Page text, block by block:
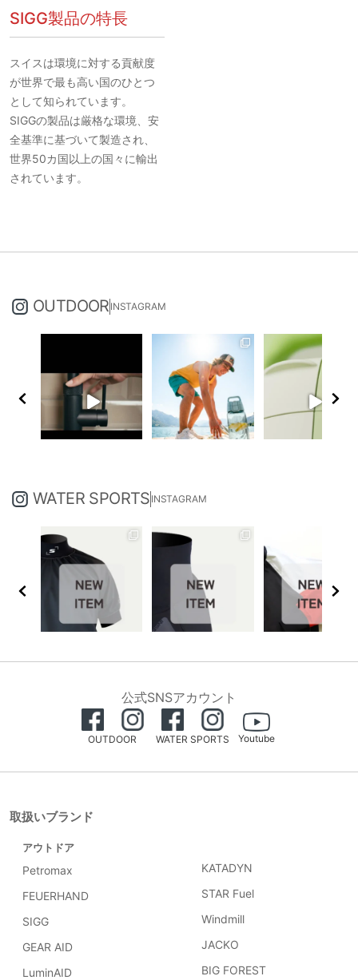
SIGG製品の特長
スイスは環境に対する貢献度
が世界で最も高い国のひとつ
として知られています。
SIGGの製品は厳格な環境、安
全基準に基づいて製造され、
世界50カ国以上の国々に輸出
されています。
OUTDOOR INSTAGRAM
WATER SPORTS INSTAGRAM
公式SNSアカウント
OUTDOOR WATER SPORTS Youtube
取扱いブランド
アウトドア
Petromax
FEUERHAND
SIGG
GEAR AID
LuminAID
KATADYN
STAR Fuel
Windmill
JACKO
BIG FOREST